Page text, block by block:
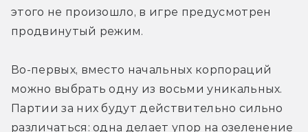
этого не произошло, в игре предусмотрен
продвинутый режим.
Во-первых, вместо начальных корпораций
можно выбрать одну из восьми уникальных.
Партии за них будут действительно сильно
различаться: одна делает упор на озеленение